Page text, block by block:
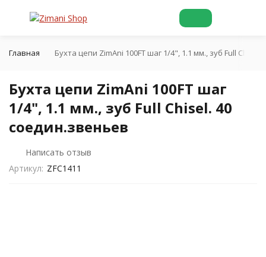
Главная Бухта цепи ZimAni 100FT шаг 1/4", 1.1 мм., зуб Full
Бухта цепи ZimAni 100FT шаг
1/4", 1.1 мм., зуб Full Chisel. 40
соедин.звеньев
Написать отзыв
Артикул: ZFC1411